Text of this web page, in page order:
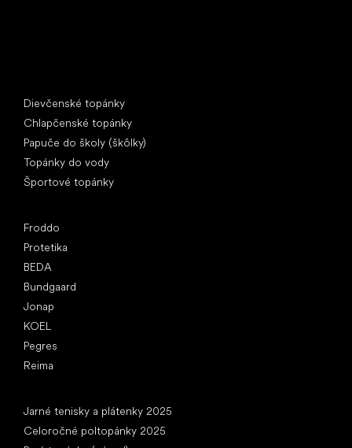
Dievčenské topánky
Chlapčenské topánky
Papuče do školy (škôlky)
Topánky do vody
Športové topánky
Froddo
Protetika
BEDA
Bundgaard
Jonap
KOEL
Pegres
Reima
Jarné tenisky a plátenky 2025
Celoročné poltopánky 2025